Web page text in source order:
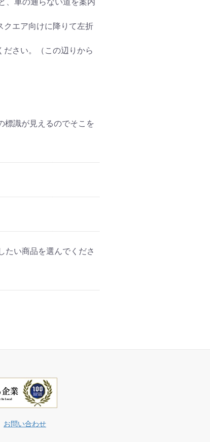
クエア向けに降りて左折
ださい。（この辺りから
標識が見えるのでそこを
たい商品を選んでくださ
お問い合わせ